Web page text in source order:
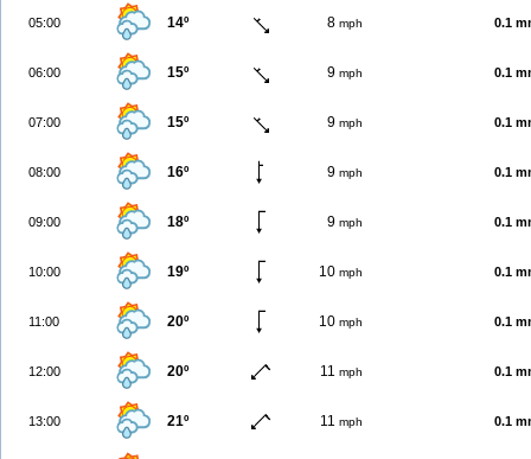
05:00 14º 8 mph 0.1
06:00 15º 9 mph 0.1
07:00 15º 9 mph 0.1
08:00 16º 9 mph 0.1
09:00 18º 9 mph 0.1
10:00 19º 10 mph 0.1
11:00 20º 10 mph 0.1
12:00 20º 11 mph 0.1
13:00 21º 11 mph 0.1